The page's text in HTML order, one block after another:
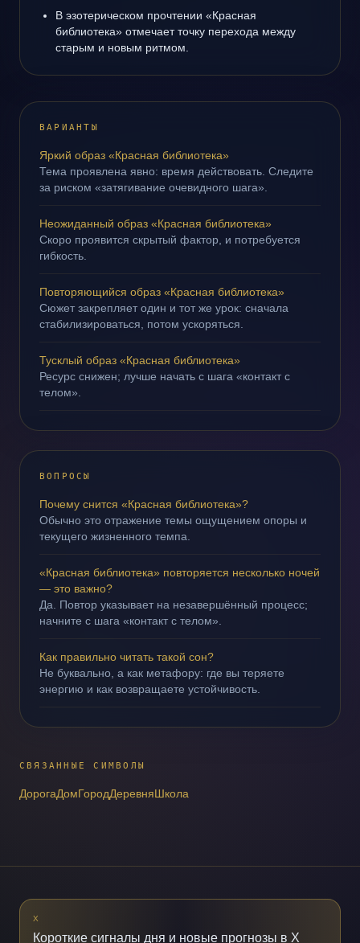
В эзотерическом прочтении «Красная
библиотека» отмечает точку перехода между
старым и новым ритмом.
ВАРИАНТЫ
Яркий образ «Красная библиотека»
Тема проявлена явно: время действовать. Следите
за риском «затягивание очевидного шага».
Неожиданный образ «Красная библиотека»
Скоро проявится скрытый фактор, и потребуется
гибкость.
Повторяющийся образ «Красная библиотека»
Сюжет закрепляет один и тот же урок: сначала
стабилизироваться, потом ускоряться.
Тусклый образ «Красная библиотека»
Ресурс снижен; лучше начать с шага «контакт с
телом».
ВОПРОСЫ
Почему снится «Красная библиотека»?
Обычно это отражение темы ощущением опоры и
текущего жизненного темпа.
«Красная библиотека» повторяется несколько ночей
— это важно?
Да. Повтор указывает на незавершённый процесс;
начните с шага «контакт с телом».
Как правильно читать такой сон?
Не буквально, а как метафору: где вы теряете
энергию и как возвращаете устойчивость.
СВЯЗАННЫЕ СИМВОЛЫ
ДорогаДомГородДеревняШкола
X
Короткие сигналы дня и новые прогнозы в X